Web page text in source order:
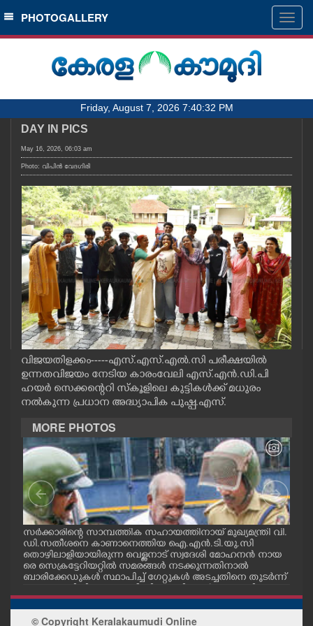
SECTIONS
HOME
NOTIFIED NEWS
KERALA
LOCAL
OBITUARY
NEWS 360
CASE DIARY
CINEMA
OPINION
PHOTOS
LIFESTYLE
SPIRITUAL
INFO+
ART
PHOTOGALLERY
Friday, August 7, 2026 7:40:32 PM
DAY IN PICS
May 16, 2026, 06:03 am
Photo: വിപിൻ വേദഗിരി
വിജയതിളക്കം-----എസ്.എസ്.എൽ.സി പരീക്ഷയിൽ
ഉന്നതവിജയം നേടിയ കാരംവേലി എസ്.എൻ.ഡി.പി
ഹയർ സെക്കന്റെറി സ്കൂളിലെ കുട്ടികൾക്ക് മധുരം
നൽകുന്ന പ്രധാന അദ്ധ്യാപിക പുഷ്പ.എസ്.
MORE PHOTOS
സർക്കാരിന്റെ സാമ്പത്തിക സഹായത്തിനായ് മുഖ്യമന്ത്രി വി.
ഡി.സതീശനെ കാണാനെത്തിയ ഐ.എൻ.ടി.യു.സി
തൊഴിലാളിയായിരുന്ന വെള്ളനാട് സ്വദേശി മോഹനൻ നായ
രെ സെക്രട്ടേറിയറ്റിൽ സമരങ്ങൾ നടക്കുന്നതിനാൽ
ബാരിക്കേഡുകൾ സ്ഥാപിച്ച് ഗേറ്റുകൾ അടച്ചതിനെ തുടർന്ന്
പൊലീസ് ഉദ്യോഗസ്ഥർ. വാർദ്ധക്യ സഹജമായ അസുഖ
ത്തെ തുടർന്ന് കാഴ്ച്ചശക്തി കുറഞ്ഞതിനാലാണ് ഇദ്ദേഹ
ത്തിന് പൊലീസ് സഹായം വേണ്ടിവന്നത്
© Copyright Keralakaumudi Online